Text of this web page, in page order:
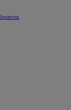
Sportives